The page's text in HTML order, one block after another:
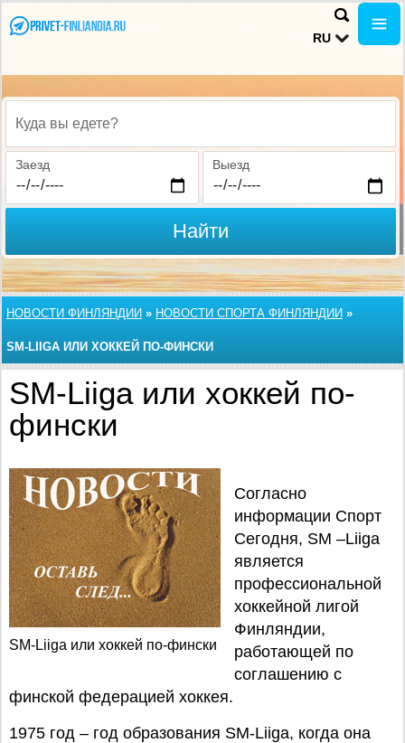
RU
Куда вы едете?
Заезд Выезд
Найти
НОВОСТИ ФИНЛЯНДИИ » НОВОСТИ СПОРТА ФИНЛЯНДИИ »
SM-LIIGA ИЛИ ХОККЕЙ ПО-ФИНСКИ
SM-Liiga или хоккей по-
фински
SM-Liiga или хоккей по-фински
Согласно
информации Спорт
Сегодня, SM –Liiga
является
профессиональной
хоккейной лигой
Финляндии,
работающей по
соглашению с
финской федерацией хоккея.
1975 год – год образования SM-Liiga, когда она